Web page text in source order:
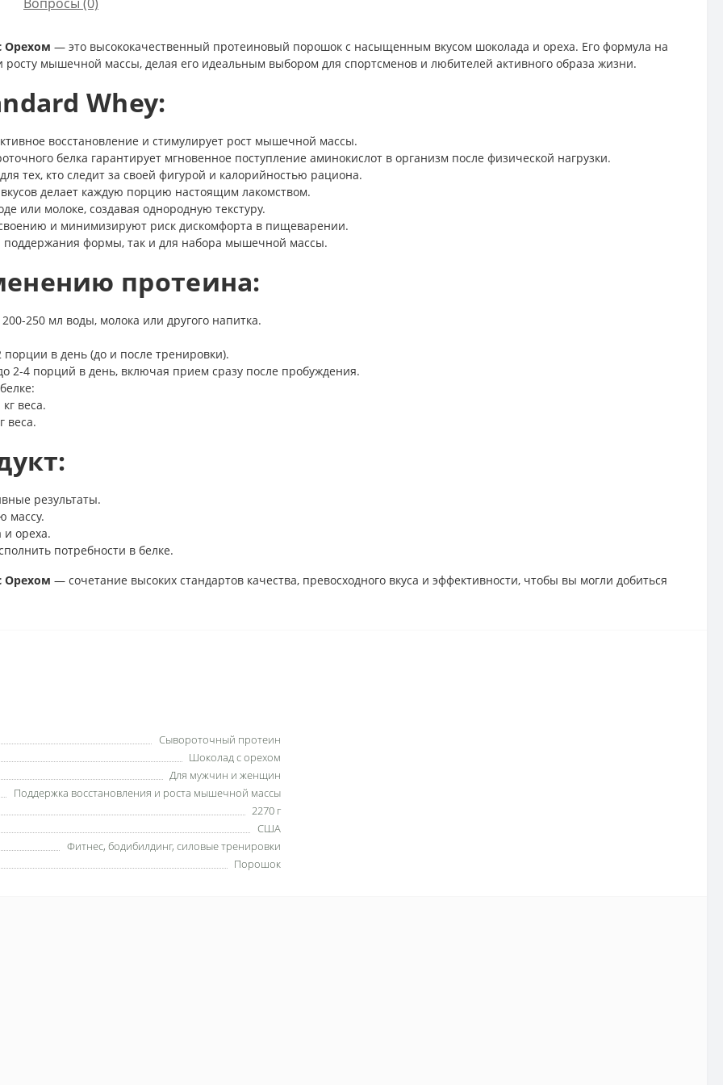
Орехом — это высококачественный протеиновый порошок с насыщенным вкусом шоколада и ореха. Его формула на
росту мышечной массы, делая его идеальным выбором для спортсменов и любителей активного образа жизни.
Whey:
восстановление и стимулирует рост мышечной массы.
белка гарантирует мгновенное поступление аминокислот в организм после физической нагрузки.
тех, кто следит за своей фигурой и калорийностью рациона.
делает каждую порцию настоящим лакомством.
или молоке, создавая однородную текстуру.
и минимизируют риск дискомфорта в пищеварении.
поддержания формы, так и для набора мышечной массы.
протеина:
250 мл воды, молока или другого напитка.
в день (до и после тренировки).
2-4 порций в день, включая прием сразу после пробуждения.
веса.
веса.
результаты.
массу.
ореха.
потребности в белке.
Орехом — сочетание высоких стандартов качества, превосходного вкуса и эффективности, чтобы вы могли добиться
Сывороточный протеин
Шоколад с орехом
Для мужчин и женщин
Поддержка восстановления и роста мышечной массы
2270 г
США
Фитнес, бодибилдинг, силовые тренировки
Порошок